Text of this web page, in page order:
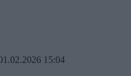
15:04